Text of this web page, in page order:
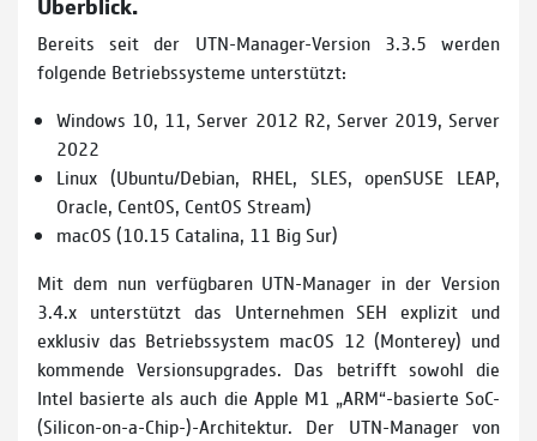
Bereits seit der UTN-Manager-Version 3.3.5 werden
folgende Betriebssysteme unterstützt:
Windows 10, 11, Server 2012 R2, Server 2019, Server
2022
Linux (Ubuntu/Debian, RHEL, SLES, openSUSE LEAP,
Oracle, CentOS, CentOS Stream)
macOS (10.15 Catalina, 11 Big Sur)
Mit dem nun verfügbaren UTN-Manager in der Version
3.4.x unterstützt das Unternehmen SEH explizit und
exklusiv das Betriebssystem macOS 12 (Monterey) und
kommende Versionsupgrades. Das betrifft sowohl die
Intel basierte als auch die Apple M1 „ARM“-basierte SoC-
(Silicon-on-a-Chip-)-Architektur. Der UTN-Manager von